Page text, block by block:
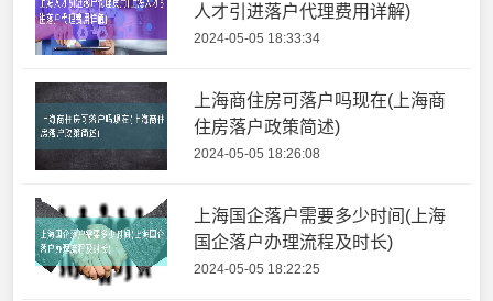
人才引进落户代理费用详解)
2024-05-05 18:33:34
上海商住房可落户吗现在(上海商
住房落户政策简述)
2024-05-05 18:26:08
上海国企落户需要多少时间(上海
国企落户办理流程及时长)
2024-05-05 18:22:25